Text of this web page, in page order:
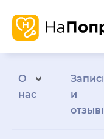
О
нас
Запись
и
отзывы